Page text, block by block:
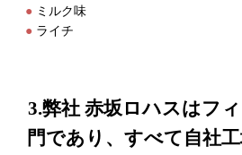
ミルク味
ライチ
3.弊社 赤坂ロハスはフ
門であり、すべて自社